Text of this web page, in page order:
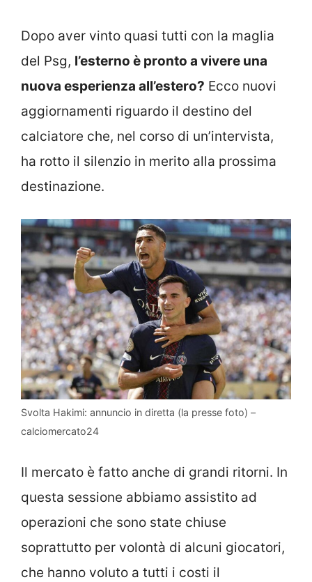
Dopo aver vinto quasi tutti con la maglia
del Psg, l’esterno è pronto a vivere una
nuova esperienza all’estero? Ecco nuovi
aggiornamenti riguardo il destino del
calciatore che, nel corso di un’intervista,
ha rotto il silenzio in merito alla prossima
destinazione.
Svolta Hakimi: annuncio in diretta (la presse foto) –
calciomercato24
Il mercato è fatto anche di grandi ritorni. In
questa sessione abbiamo assistito ad
operazioni che sono state chiuse
soprattutto per volontà di alcuni giocatori,
che hanno voluto a tutti i costi il